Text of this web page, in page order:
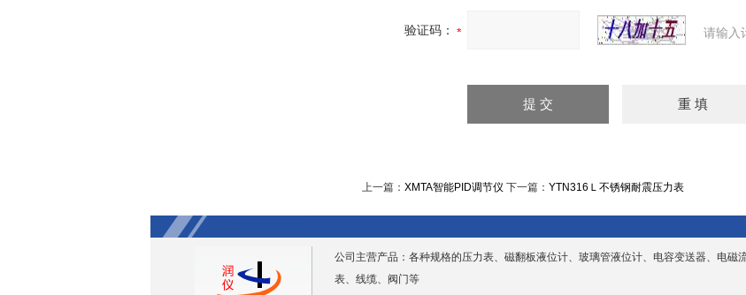
验证码： 请输入
上一篇： XMTA智能PID调节仪 下一篇： YTN316Ｌ不锈钢耐震压力表
公司主营产品：各种规格的压力表、磁翻板液位计、玻璃管液位计、电容变送器、电磁
表、线缆、阀门等